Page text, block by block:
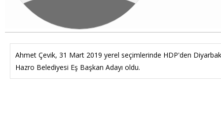
Ahmet Çevik, 31 Mart 2019 yerel seçimlerinde HDP'den
Hazro Belediyesi Eş Başkan Adayı oldu.